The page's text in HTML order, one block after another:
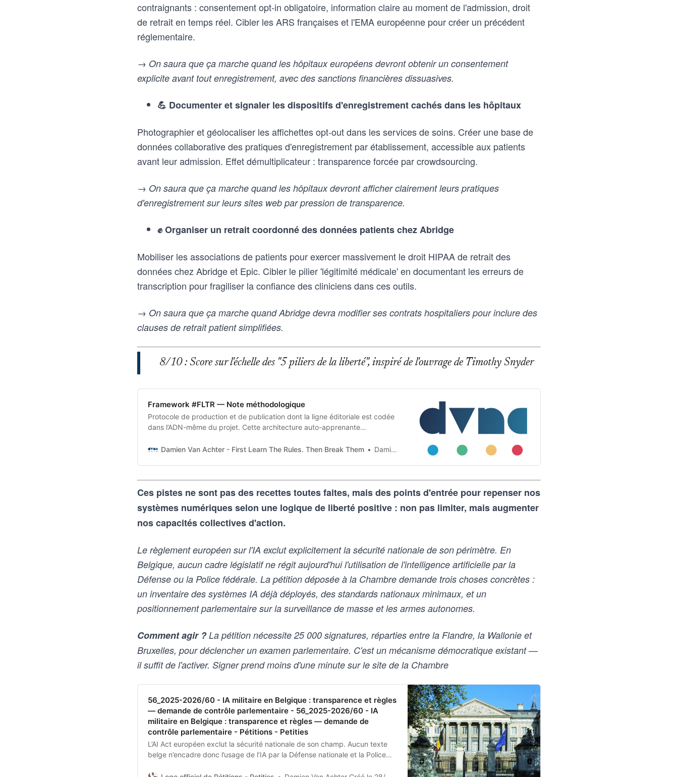
contraignants : consentement opt-in obligatoire, information claire au moment de l'admission, droit
de retrait en temps réel. Cibler les ARS françaises et l'EMA européenne pour créer un précédent
réglementaire.
→ On saura que ça marche quand les hôpitaux européens devront obtenir un consentement
explicite avant tout enregistrement, avec des sanctions financières dissuasives.
💪 Documenter et signaler les dispositifs d'enregistrement cachés dans les hôpitaux
Photographier et géolocaliser les affichettes opt-out dans les services de soins. Créer une base de
données collaborative des pratiques d'enregistrement par établissement, accessible aux patients
avant leur admission. Effet démultiplicateur : transparence forcée par crowdsourcing.
→ On saura que ça marche quand les hôpitaux devront afficher clairement leurs pratiques
d'enregistrement sur leurs sites web par pression de transparence.
✊ Organiser un retrait coordonné des données patients chez Abridge
Mobiliser les associations de patients pour exercer massivement le droit HIPAA de retrait des
données chez Abridge et Epic. Cibler le pilier 'légitimité médicale' en documentant les erreurs de
transcription pour fragiliser la confiance des cliniciens dans ces outils.
→ On saura que ça marche quand Abridge devra modifier ses contrats hospitaliers pour inclure des
clauses de retrait patient simplifiées.
8/10 : Score sur l'échelle des "5 piliers de la liberté", inspiré de l'ouvrage de Timothy Snyder
Framework #FLTR — Note méthodologique
Protocole de production et de publication dont la ligne éditoriale est codée
dans l’ADN-même du projet. Cette architecture auto-apprenante
aux outils d’intelligence artificielle qu’aux humains qui les entrainent, et
Damien Van Achter - First Learn The Rules. Then Break Them Damien Van Achter
Ces pistes ne sont pas des recettes toutes faites, mais des points d'entrée pour repenser nos
systèmes numériques selon une logique de liberté positive : non pas limiter, mais augmenter
nos capacités collectives d'action.
Le règlement européen sur l'IA exclut explicitement la sécurité nationale de son périmètre. En
Belgique, aucun cadre législatif ne régit aujourd'hui l'utilisation de l'intelligence artificielle par la
Défense ou la Police fédérale. La pétition déposée à la Chambre demande trois choses concrètes :
un inventaire des systèmes IA déjà déployés, des standards nationaux minimaux, et un
positionnement parlementaire sur la surveillance de masse et les armes autonomes.
Comment agir ?La pétition nécessite 25 000 signatures, réparties entre la Flandre, la Wallonie et
Bruxelles, pour déclencher un examen parlementaire. C'est un mécanisme démocratique existant —
il suffit de l'activer. Signer prend moins d'une minute sur le site de la Chambre
56_2025-2026/60 - IA militaire en Belgique : transparence et règles
— demande de contrôle parlementaire - 56_2025-2026/60 - IA
militaire en Belgique : transparence et règles — demande de
contrôle parlementaire - Pétitions - Petities
L’AI Act européen exclut la sécurité nationale de son champ. Aucun texte
belge n’encadre donc l’usage de l’IA par la Défense nationale et la Police